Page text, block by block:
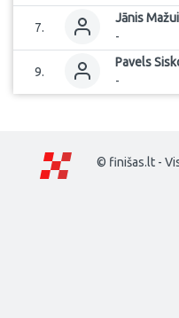
7.
Jānis
-
9.
Pavels
-
© finišas.lt -